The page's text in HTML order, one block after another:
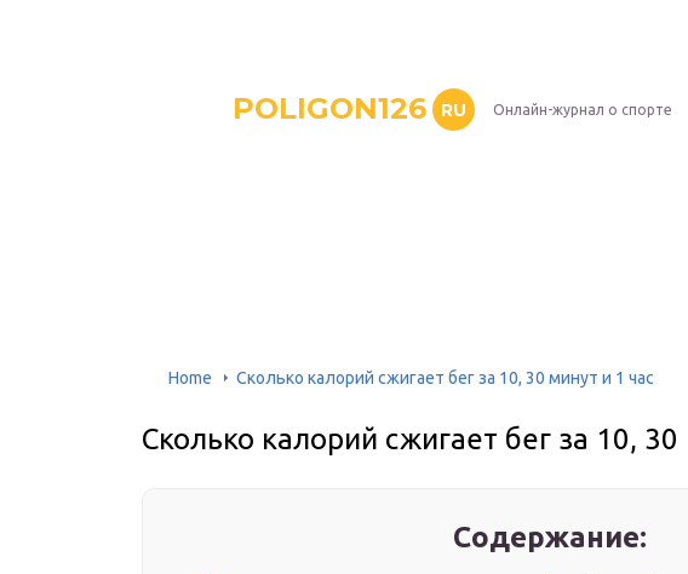
POLIGON126 RU Онлайн-журнал о спорте
Home Сколько калорий сжигает бег за 10, 30 минут и 1 час
Сколько калорий сжигает бег за 10,
Содержание: